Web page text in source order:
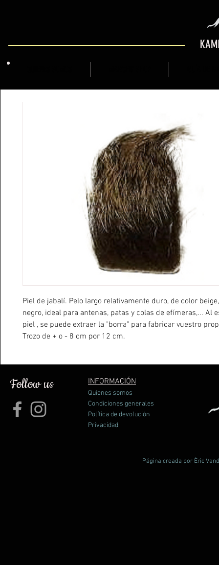
Piel de jabalí. Pelo largo relativamente duro, de color
negro, ideal para antenas, patas y colas de efímeras,... Al
piel , se puede extraer la "borra" para fabricar vuestro
Trozo de + o - 8 cm por 12 cm.
Follow us INFORMACIÓN
Quienes somos
Condiciones generales
Política de devolución
Privacidad
Página creada por Èric